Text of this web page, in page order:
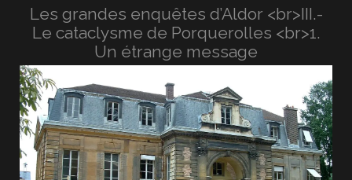
Les grandes enquêtes d’Aldor <br>III.-
Le cataclysme de Porquerolles <br>1.
Un étrange message